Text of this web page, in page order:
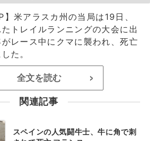
】米アラスカ州の当局は19日、
トレイルランニングの大会に出
レース中にクマに襲われ、死亡
た。
全文を読む >
関連記事
スペインの人気闘牛士、牛に角で刺